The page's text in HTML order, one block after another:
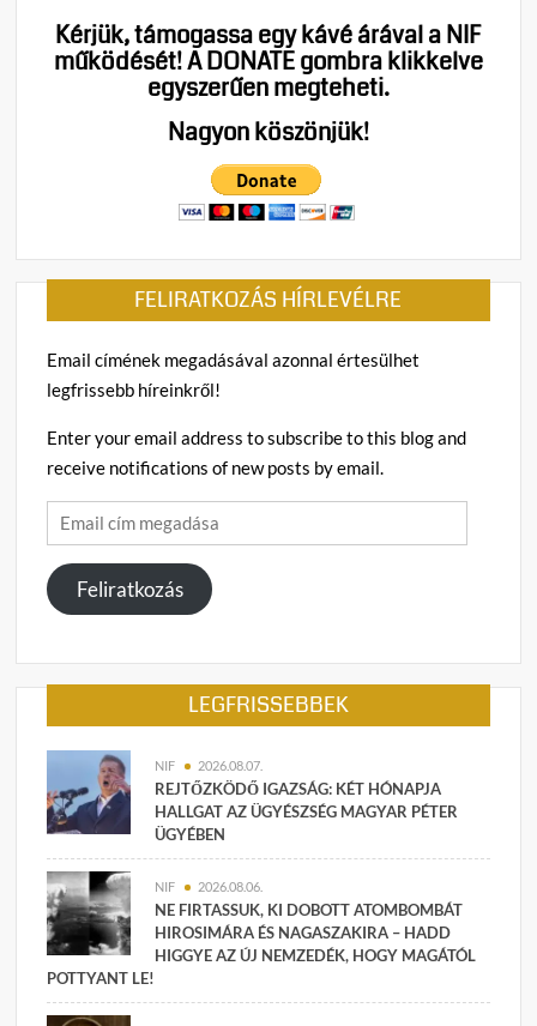
Kérjük, támogassa egy kávé árával a NIF
működését!A DONATE gombra klikkelve
egyszerűen megteheti.
Nagyon köszönjük!
FELIRATKOZÁS HÍRLEVÉLRE
Email címének megadásával azonnal értesülhet
legfrissebb híreinkről!
Enter your email address to subscribe to this blog and
receive notifications of new posts by email.
Email
cím
megadása
Feliratkozás
LEGFRISSEBBEK
NIF 2026.08.07.
REJTŐZKÖDŐ IGAZSÁG: KÉT HÓNAPJA
HALLGAT AZ ÜGYÉSZSÉG MAGYAR PÉTER
ÜGYÉBEN
NIF 2026.08.06.
NE FIRTASSUK, KI DOBOTT ATOMBOMBÁT
HIROSIMÁRA ÉS NAGASZAKIRA – HADD
HIGGYE AZ ÚJ NEMZEDÉK, HOGY MAGÁTÓL
POTTYANT LE!